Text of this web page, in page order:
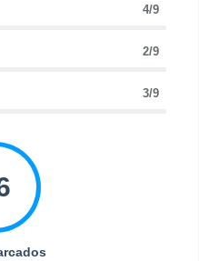
4/9
2/9
3/9